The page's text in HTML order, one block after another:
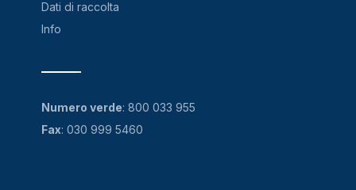
Dati di raccolta
Info
Numero verde: 800 033 955
Fax: 030 999 5460